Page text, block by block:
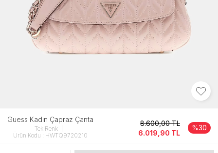
Guess Kadın Çapraz Çanta
Tek Renk
Ürün Kodu : HWTQ9720210
8.600,00TL
6.019,90 TL
%30